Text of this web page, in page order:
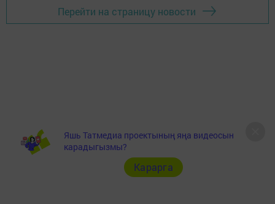
Перейти на страницу новости
Яшь Татмедиа проектының яңа видеосын
карадыгызмы?
Карарга